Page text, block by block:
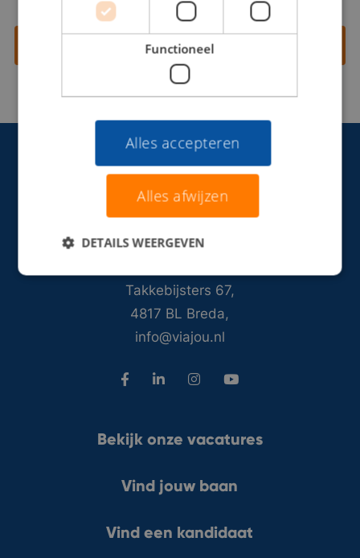
Contact opnemen
Takkebijsters 67,
4817 BL Breda,
info@viajou.nl
Bekijk onze vacatures
Vind jouw baan
Vind een kandidaat
Functioneel
Alles accepteren
Alles afwijzen
DETAILS WEERGEVEN